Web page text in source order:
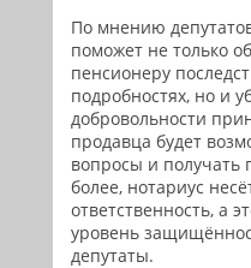
По мнению
поможет не только
пенсионеру
подробностях, но и
добровольности
продавца будет
вопросы и получать
более, нотариус
ответственность, а
уровень
депутаты.